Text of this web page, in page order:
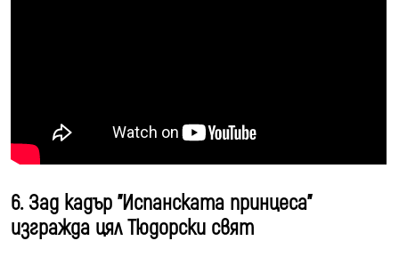
6. Зад кадър "Испанската принцеса"
изгражда цял Тюдорски свят